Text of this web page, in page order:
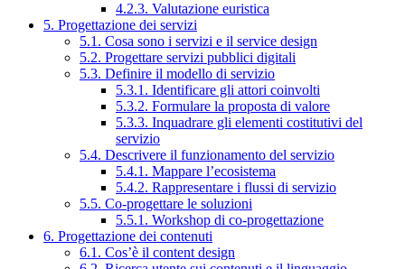
4.2.3. Valutazione euristica
5. Progettazione dei servizi
5.1. Cosa sono i servizi e il service design
5.2. Progettare servizi pubblici digitali
5.3. Definire il modello di servizio
5.3.1. Identificare gli attori coinvolti
5.3.2. Formulare la proposta di valore
5.3.3. Inquadrare gli elementi costitutivi del
servizio
5.4. Descrivere il funzionamento del servizio
5.4.1. Mappare l’ecosistema
5.4.2. Rappresentare i flussi di servizio
5.5. Co-progettare le soluzioni
5.5.1. Workshop di co-progettazione
6. Progettazione dei contenuti
6.1. Cos’è il content design